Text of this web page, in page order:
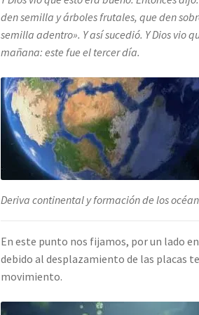
den semilla y árboles frutales, que den
semilla adentro». Y así sucedió. Y Dios vio
mañana: este fue el tercer día.
Deriva continental y formación de los
En este punto nos fijamos, por un lado
debido al desplazamiento de las placas
movimiento.